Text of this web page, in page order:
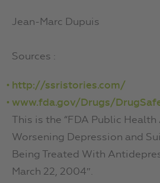
Jean-Marc Dupuis
Sources :
http://ssristories.com/
www.fda.gov/Drugs/
This is the “FDA Public
Worsening Depression and
Being Treated With
March 22, 2004″.